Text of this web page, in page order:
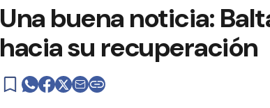
Una buena noticia:
hacia su recuperación